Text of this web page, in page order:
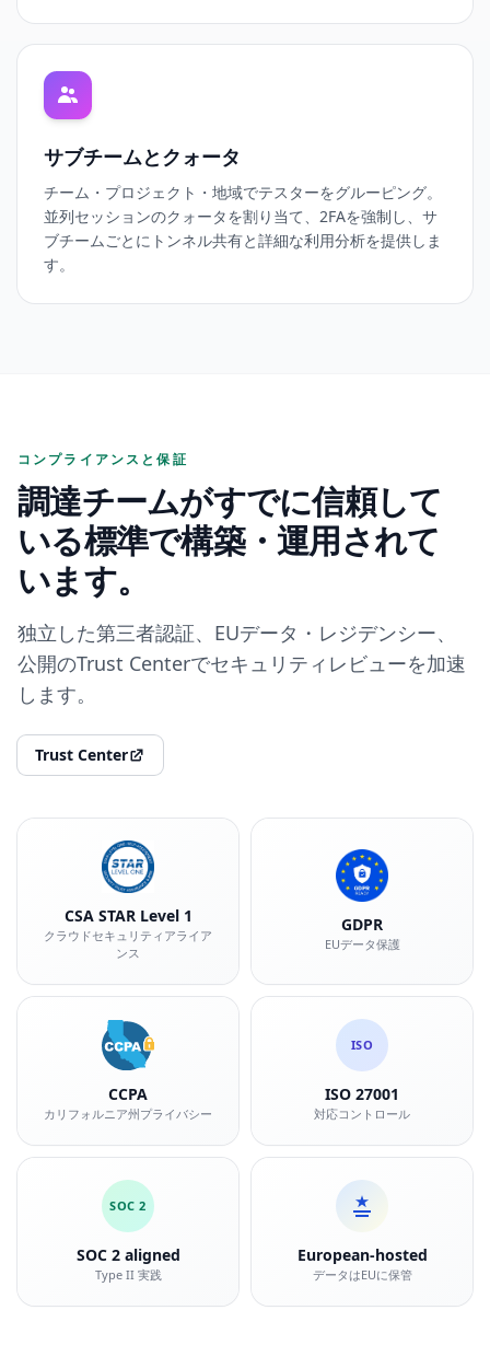
サブチームとクォータ
チーム・プロジェクト・地域でテスターをグルーピング。
並列セッションのクォータを割り当て、2FAを強制し、サ
ブチームごとにトンネル共有と詳細な利用分析を提供しま
す。
コンプライアンスと保証
調達チームがすでに信頼して
いる標準で構築・運用されて
います。
独立した第三者認証、EUデータ・レジデンシー、
公開のTrust Centerでセキュリティレビューを加速
します。
Trust Center
CSA STAR Level 1
クラウドセキュリティアライア
ンス
GDPR
EUデータ保護
CCPA
カリフォルニア州プライバシー
ISO
ISO 27001
対応コントロール
SOC 2
SOC 2 aligned
Type II 実践
European-hosted
データはEUに保管